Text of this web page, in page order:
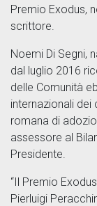
Premio Exodus,
scrittore.
Noemi Di Segni,
dal luglio 2016
delle Comunità
internazionali
romana di
assessore al
Presidente.
“Il Premio
Pierluigi